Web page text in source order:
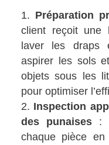
Préparation
client reçoit une
laver les draps
aspirer les sols
objets sous les
pour optimiser
Inspection
des punaises:
chaque pièce